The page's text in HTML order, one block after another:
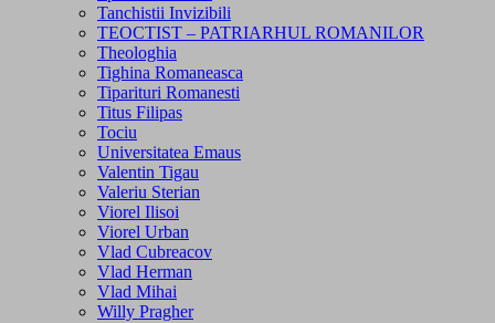
Tanchistii Invizibili
TEOCTIST – PATRIARHUL ROMANILOR
Theologhia
Tighina Romaneasca
Tiparituri Romanesti
Titus Filipas
Tociu
Universitatea Emaus
Valentin Tigau
Valeriu Sterian
Viorel Ilisoi
Viorel Urban
Vlad Cubreacov
Vlad Herman
Vlad Mihai
Willy Pragher